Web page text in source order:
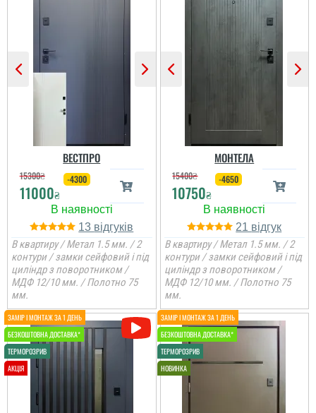
ВЕСТПРО
15300₴
11000₴
-4300
13
В квартиру / Метал 1.5 мм. / 2
контури / замки сейфовий і під
циліндр з поворотником /
МДФ 12/10 мм. / Полотно 75
мм.
МОНТЕЛА
15400₴
10750₴
-4650
21
В квартиру / Метал 1.5 мм. / 2
контури / замки сейфовий і під
циліндр з поворотником /
МДФ 12/10 мм. / Полотно 75
мм.